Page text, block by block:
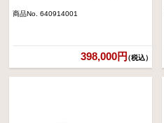
商品No. 640914001
398,000円（税込）